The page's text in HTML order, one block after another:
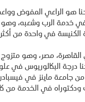
هو الراعي المفوض
خدمة الرب وشعبه،
في واحدة من أكثر
مصر، وهو متزوج
درجة البكالوريوس في
جامعة ماينز في
في الخدمة من